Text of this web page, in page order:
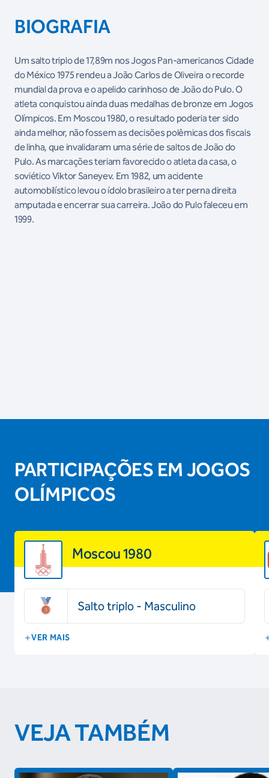
BIOGRAFIA
Um salto triplo de 17,89m nos Jogos Pan-americanos Cidade
do México 1975 rendeu a João Carlos de Oliveira o recorde
mundial da prova e o apelido carinhoso de João do Pulo. O
atleta conquistou ainda duas medalhas de bronze em Jogos
Olímpicos. Em Moscou 1980, o resultado poderia ter sido
ainda melhor, não fossem as decisões polêmicas dos fiscais
de linha, que invalidaram uma série de saltos de João do
Pulo. As marcações teriam favorecido o atleta da casa, o
soviético Viktor Saneyev. Em 1982, um acidente
automobilístico levou o ídolo brasileiro a ter perna direita
amputada e encerrar sua carreira. João do Pulo faleceu em
1999.
PARTICIPAÇÕES EM JOGOS
OLÍMPICOS
Moscou 1980
Salto triplo - Masculino
VER MAIS
VEJA TAMBÉM